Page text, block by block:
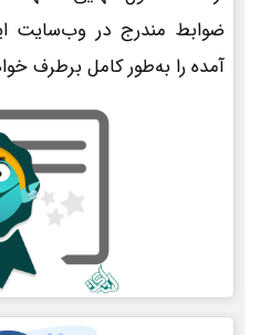
ضوابط مندرج در وب‌سایت
آمده را به‌طور کامل برطرف